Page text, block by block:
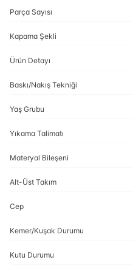
Parça Sayısı
Kapama Şekli
Ürün Detayı
Baskı/Nakış Tekniği
Yaş Grubu
Yıkama Talimatı
Materyal Bileşeni
Alt-Üst Takım
Cep
Kemer/Kuşak Durumu
Kutu Durumu